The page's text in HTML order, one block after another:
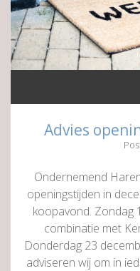
Advies
Ondernemend
openingstijden in
koopavond. Zondag
combinatie met
Donderdag 23
adviseren wij om in